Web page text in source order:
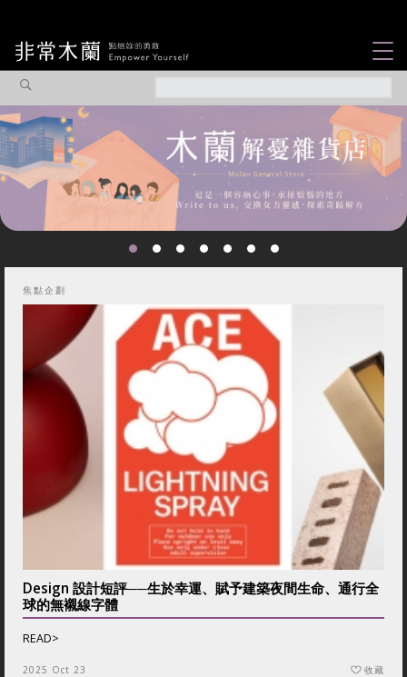
焦點企劃
社會企業
焦點企劃
Design 設計短評──生於幸運、賦予建築夜間生命、通行全
球的無襯線字體
READ>
2025 Oct 23 收藏